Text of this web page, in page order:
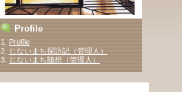
Profile
1. Profile
2.
じないまち探訪記（管理人）
3
じないまち随想（管理人）